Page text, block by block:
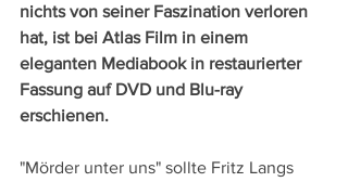
nichts von seiner Faszination verloren
hat, ist bei Atlas Film in einem
eleganten Mediabook in restaurierter
Fassung auf DVD und Blu-ray
erschienen.
"Mörder unter uns" sollte Fritz Langs